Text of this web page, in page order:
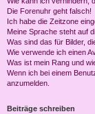
Die Forenuhr geht falsch!
Ich habe die Zeitzone
Meine Sprache steht auf
Was sind das für Bilder,
Wie verwende ich einen
Was ist mein Rang und
Wenn ich bei einem
anzumelden.
Beiträge schreiben